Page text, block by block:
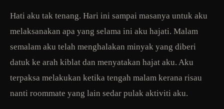
Hati aku tak tenang. Hari ini sampai masanya untuk aku
melaksanakan apa yang selama ini aku hajati. Malam
semalam aku telah menghalakan minyak yang diberi
datuk ke arah kiblat dan menyatakan hajat aku. Aku
terpaksa melakukan ketika tengah malam kerana risau
nanti roommate yang lain sedar pulak aktiviti aku.